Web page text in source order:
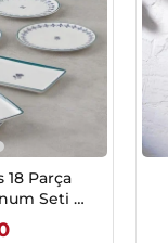
Parça
Seti 6